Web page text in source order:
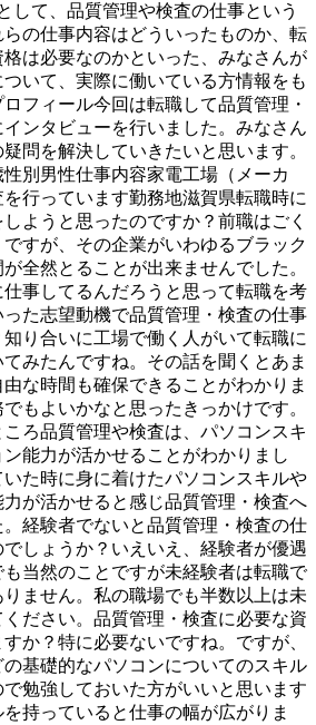
して、品質管理や検査の仕事という
の仕事内容はどういったものか、転
は必要なのかといった、みなさんが
いて、実際に働いている方情報をも
フィール今回は転職して品質管理・
ンタビューを行いました。みなさん
問を解決していきたいと思います。
別男性仕事内容家電工場（メーカ
行っています勤務地滋賀県転職時に
ようと思ったのですか？前職はごく
すが、その企業がいわゆるブラック
全然とることが出来ませんでした。
事してるんだろうと思って転職を考
た志望動機で品質管理・検査の仕事
り合いに工場で働く人がいて転職に
みたんですね。その話を聞くとあま
な時間も確保できることがわかりま
もよいかなと思ったきっかけです。
ろ品質管理や検査は、パソコンスキ
能力が活かせることがわかりまし
た時に身に着けたパソコンスキルや
が活かせると感じ品質管理・検査へ
経験者でないと品質管理・検査の仕
しょうか？いえいえ、経験者が優遇
当然のことですが未経験者は転職で
ません。私の職場でも半数以上は未
ださい。品質管理・検査に必要な資
か？特に必要ないですね。ですが、
基礎的なパソコンについてのスキル
勉強しておいた方がいいと思います
持っていると仕事の幅が広がりま